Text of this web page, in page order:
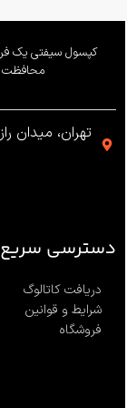
کپسول سیفتی یک
محافظت
تهران، میدان
دسترسی سریع
دریافت کاتالوگ
شرایط و قوانین
فروشگاه